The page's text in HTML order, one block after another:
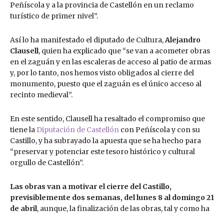
Peñíscola y a la provincia de Castellón en un reclamo
turístico de primer nivel”.
Así lo ha manifestado el diputado de Cultura,Alejandro
Clausell, quien ha explicado que “se van a acometer obras
en el zaguán y en las escaleras de acceso al patio de armas
y, por lo tanto, nos hemos visto obligados al cierre del
monumento, puesto que el zaguán es el único acceso al
recinto medieval”.
En este sentido, Clausell ha resaltado el compromiso que
tiene la Diputación de Castellón con Peñíscola y con su
Castillo, y ha subrayado la apuesta que se ha hecho para
“preservar y potenciar este tesoro histórico y cultural
orgullo de Castellón”.
Las obras van a motivar el cierre del Castillo,
previsiblemente dos semanas, del lunes 8 al domingo 21
de abril, aunque, la finalización de las obras, tal y como ha